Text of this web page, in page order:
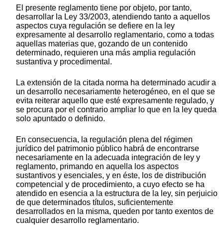
El presente reglamento tiene por objeto, por tanto,
desarrollar la Ley 33/2003, atendiendo tanto a aquellos
aspectos cuya regulación se defiere en la ley
expresamente al desarrollo reglamentario, como a todas
aquellas materias que, gozando de un contenido
determinado, requieren una más amplia regulación
sustantiva y procedimental.
La extensión de la citada norma ha determinado acudir a
un desarrollo necesariamente heterogéneo, en el que se
evita reiterar aquello que esté expresamente regulado, y
se procura por el contrario ampliar lo que en la ley queda
solo apuntado o definido.
En consecuencia, la regulación plena del régimen
jurídico del patrimonio público habrá de encontrarse
necesariamente en la adecuada integración de ley y
reglamento, primando en aquella los aspectos
sustantivos y esenciales, y en éste, los de distribución
competencial y de procedimiento, a cuyo efecto se ha
atendido en esencia a la estructura de la ley, sin perjuicio
de que determinados títulos, suficientemente
desarrollados en la misma, queden por tanto exentos de
cualquier desarrollo reglamentario.